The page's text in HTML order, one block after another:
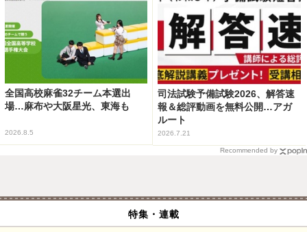
全国高校麻雀32チーム本選出
場…麻布や大阪星光、東海も
2026.8.5
司法試験予備試験2026、解答速
報＆総評動画を無料公開…アガ
ルート
2026.7.21
Recommended by
特集・連載